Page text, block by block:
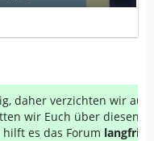
daher verzichten wir auf
wir Euch über diesen
es das Forum